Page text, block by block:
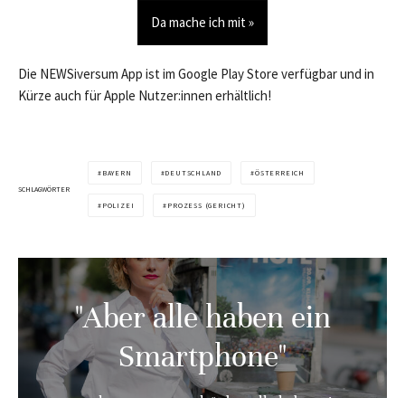
Da mache ich mit »
Die NEWSiversum App ist im Google Play Store verfügbar und in
Kürze auch für Apple Nutzer:innen erhältlich!
SCHLAGWÖRTER
BAYERN DEUTSCHLAND ÖSTERREICH
POLIZEI PROZESS (GERICHT)
"Aber alle haben ein
Smartphone"